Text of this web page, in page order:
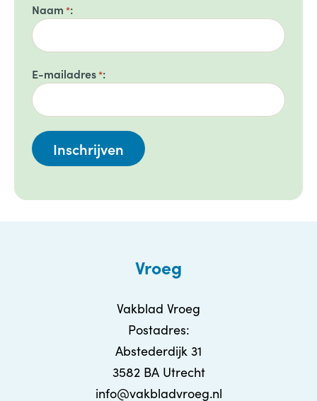
Naam *
E-mailadres*
Vroeg
Vakblad Vroeg
Postadres:
Abstederdijk 31
3582 BA Utrecht
info@vakbladvroeg.nl